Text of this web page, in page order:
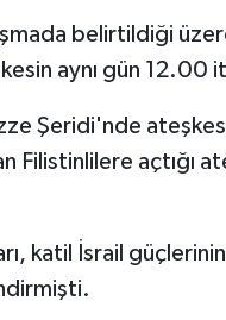
belirtildiği
aynı gün 12.00
Şeridi'nde
Filistinlilere açtığı
katil İsrail